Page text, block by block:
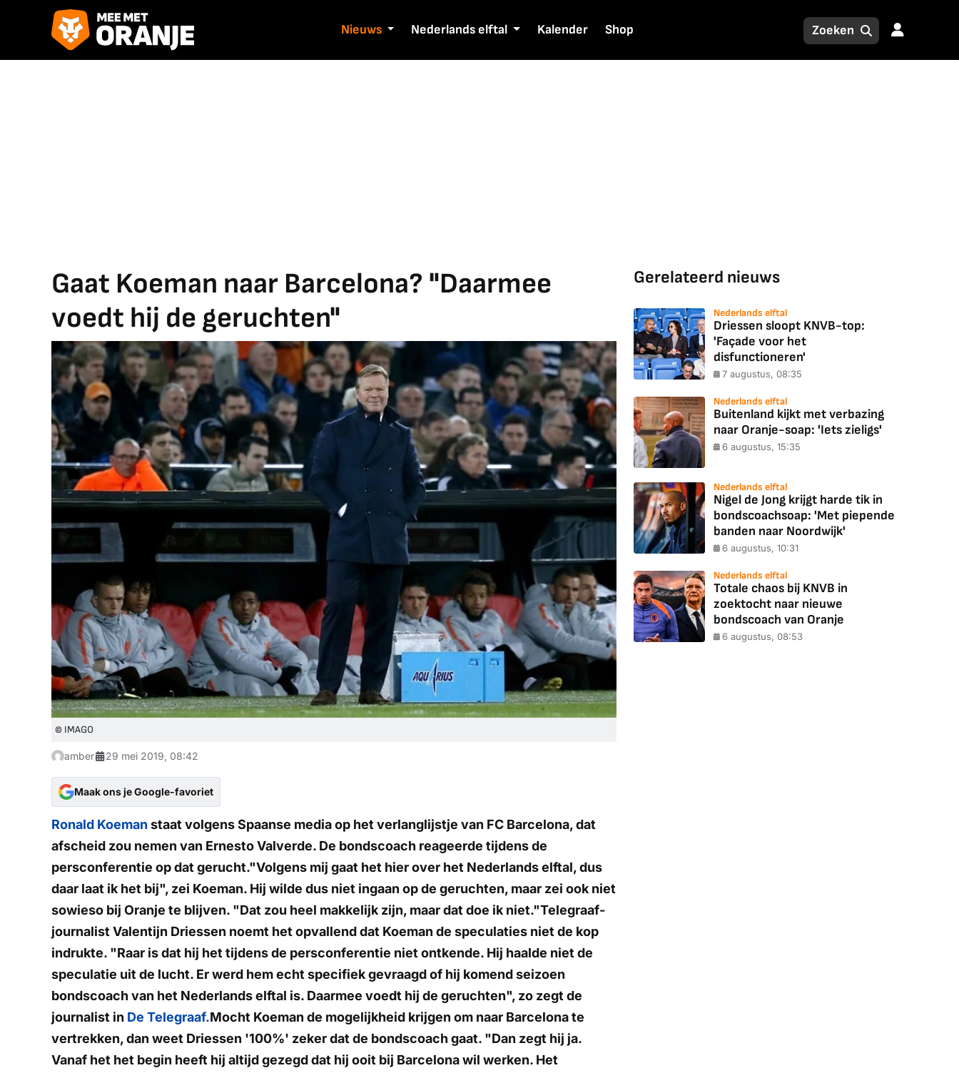
Nieuws Nederlands elftal Kalender Shop
Gaat Koeman naar Barcelona? "Daarmee
voedt hij de geruchten"
© IMAGO
amber 29 mei 2019, 08:42
Maak ons je Google-favoriet
Ronald Koeman staat volgens Spaanse media op het verlanglijstje van FC Barcelona, dat
afscheid zou nemen van Ernesto Valverde. De bondscoach reageerde tijdens de
persconferentie op dat gerucht."Volgens mij gaat het hier over het Nederlands elftal, dus
daar laat ik het bij", zei Koeman. Hij wilde dus niet ingaan op de geruchten, maar zei ook niet
sowieso bij Oranje te blijven. "Dat zou heel makkelijk zijn, maar dat doe ik niet."Telegraaf-
journalist Valentijn Driessen noemt het opvallend dat Koeman de speculaties niet de kop
indrukte. "Raar is dat hij het tijdens de persconferentie niet ontkende. Hij haalde niet de
speculatie uit de lucht. Er werd hem echt specifiek gevraagd of hij komend seizoen
bondscoach van het Nederlands elftal is. Daarmee voedt hij de geruchten", zo zegt de
journalist in De Telegraaf.Mocht Koeman de mogelijkheid krijgen om naar Barcelona te
vertrekken, dan weet Driessen '100%' zeker dat de bondscoach gaat. "Dan zegt hij ja.
Vanaf het het begin heeft hij altijd gezegd dat hij ooit bij Barcelona wil werken. Het
Gerelateerd nieuws
Nederlands elftal
Driessen sloopt KNVB-top:
'Façade voor het
disfunctioneren'
7 augustus, 08:35
Nederlands elftal
Buitenland kijkt met verbazing
naar Oranje-soap: 'Iets zieligs'
6 augustus, 15:35
Nederlands elftal
Nigel de Jong krijgt harde tik in
bondscoachsoap: 'Met piepende
banden naar Noordwijk'
6 augustus, 10:31
Nederlands elftal
Totale chaos bij KNVB in
zoektocht naar nieuwe
bondscoach van Oranje
6 augustus, 08:53